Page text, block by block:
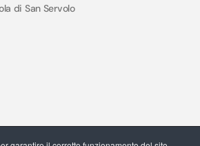
di San Servolo